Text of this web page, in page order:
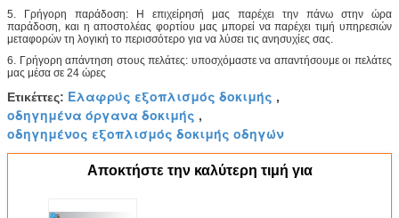
5. Γρήγορη παράδοση: Η επιχείρησή μας παρέχει την πάνω στην ώρα
παράδοση, και η αποστολέας φορτίου μας μπορεί να παρέχει τιμή υπηρεσιών
μεταφορών τη λογική το περισσότερο για να λύσει τις ανησυχίες σας.
6. Γρήγορη απάντηση στους πελάτες: υποσχόμαστε να απαντήσουμε οι πελάτες
μας μέσα σε 24 ώρες
Ετικέττες: Ελαφρύς εξοπλισμός δοκιμής ,
οδηγημένα όργανα δοκιμής ,
οδηγημένος εξοπλισμός δοκιμής οδηγών
Αποκτήστε την καλύτερη τιμή για